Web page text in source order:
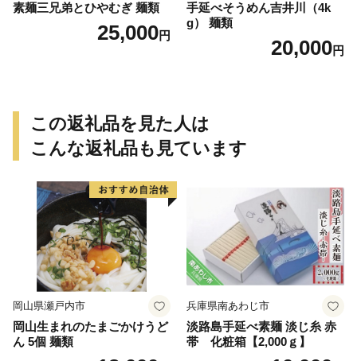
素麺三兄弟とひやむぎ 麺類
25,000円
手延べそうめん吉井川（4k
g） 麺類
20,000円
この返礼品を見た人は
こんな返礼品も見ています
岡山県瀬戸内市
岡山生まれのたまごかけうど
ん 5個 麺類
兵庫県南あわじ市
淡路島手延べ素麺 淡じ糸 赤
帯 化粧箱【2,000ｇ】